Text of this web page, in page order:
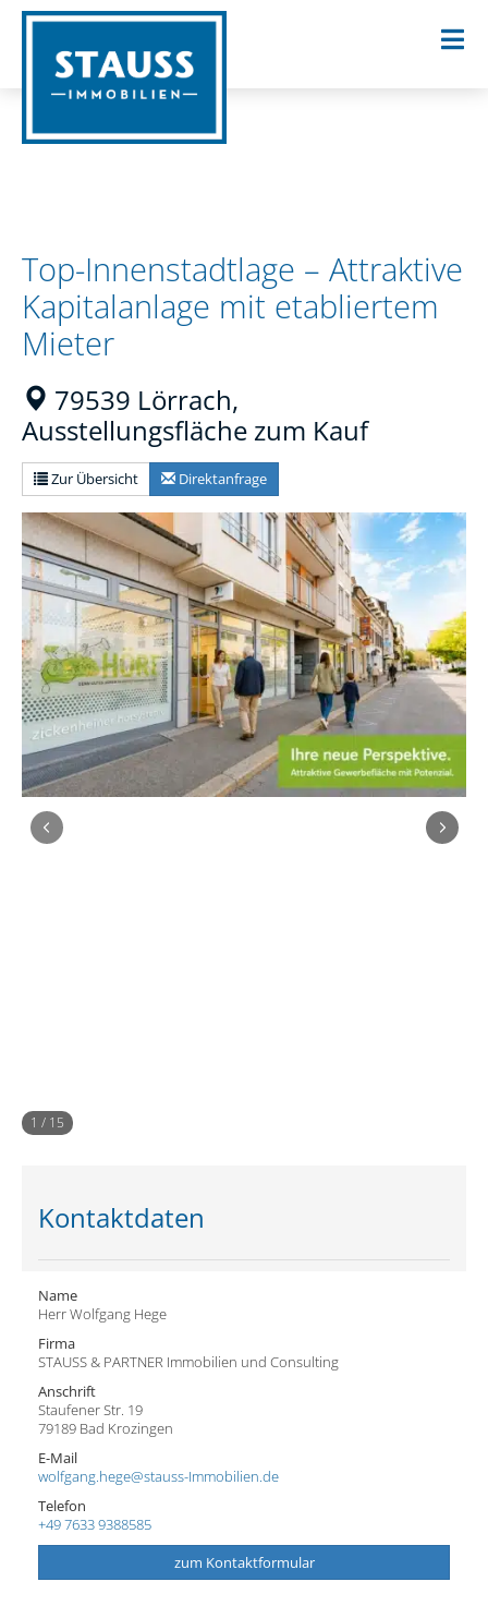
Top-Innenstadtlage – Attraktive
Kapitalanlage mit etabliertem
Mieter
79539 Lörrach,
Ausstellungsfläche zum Kauf
Zur Übersicht Direktanfrage
1 / 15
Kontaktdaten
Name
Herr Wolfgang Hege
Firma
STAUSS & PARTNER Immobilien und Consulting
Anschrift
Staufener Str. 19
79189 Bad Krozingen
E-Mail
wolfgang.hege@stauss-Immobilien.de
Telefon
+49 7633 9388585
zum Kontaktformular